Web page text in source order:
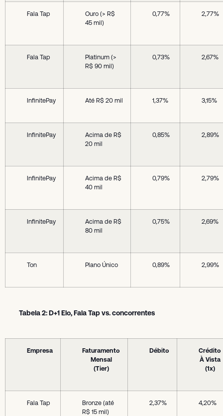
Fala Tap
Ouro (> R$
45 mil)
0,77% 2,77%
Fala Tap
Platinum (>
R$ 90 mil)
0,73% 2,67%
InfinitePay Até R$ 20 mil 1,37% 3,15%
InfinitePay
Acima de R$
20 mil
0,85% 2,89%
InfinitePay
Acima de R$
40 mil
0,79% 2,79%
InfinitePay
Acima de R$
80 mil
0,75% 2,69%
Ton Plano Único 0,89% 2,99%
Tabela 2: D+1 Elo, Fala Tap vs. concorrentes
Empresa
Faturamento
Mensal
(Tier)
Débito
Crédito
À Vista
(1x)
Fala Tap
Bronze (até
R$ 15 mil)
2,37% 4,20%